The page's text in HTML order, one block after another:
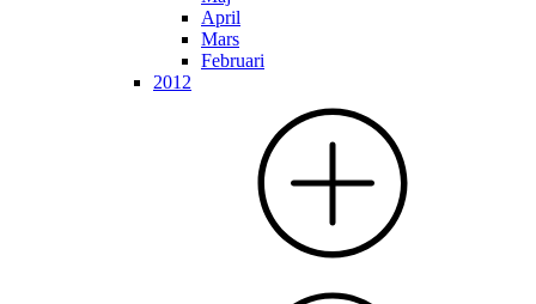
April
Mars
Februari
2012